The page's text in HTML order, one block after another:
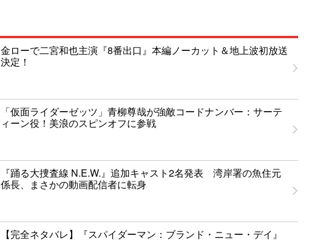
金ローで二宮和也主演『8番出口』本編ノーカット＆地上波初放送
決定！
「仮面ライダーゼッツ」青柳尊哉が強敵コードナンバー：サーテ
ィーン役！美浪のスピンオフに参戦
『踊る大捜査線 N.E.W.』追加キャスト2名発表 湾岸署の魚住元
係長、まさかの動画配信者に転身
【完全ネタバレ】『スパイダーマン：ブランド・ニュー・デイ』